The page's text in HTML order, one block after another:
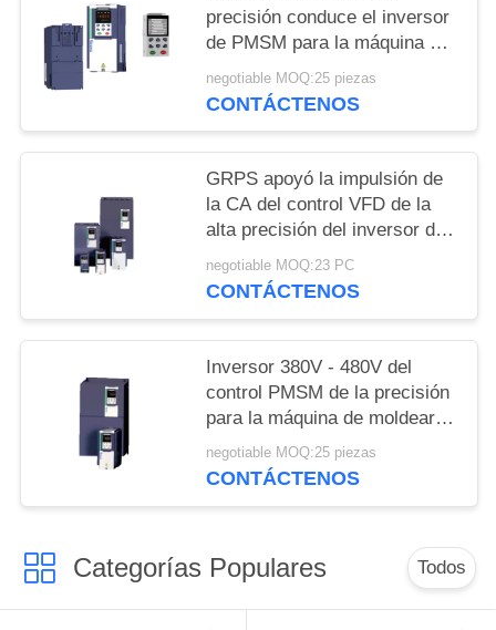
precisión conduce el inversor
de PMSM para la máquina de
moldear plástica trifásica
negotiable MOQ:25 piezas
CONTÁCTENOS
GRPS apoyó la impulsión de
la CA del control VFD de la
alta precisión del inversor de
PMSM
negotiable MOQ:23 PC
CONTÁCTENOS
Inversor 380V - 480V del
control PMSM de la precisión
para la máquina de moldear
plástica
negotiable MOQ:25 piezas
CONTÁCTENOS
Categorías Populares Todos